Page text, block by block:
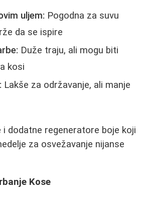
uljem: Pogodna za suvu
da se ispire
Duže traju, ali mogu biti
kosi
Lakše za održavanje, ali manje
dodatne regeneratore boje koji
za osvežavanje nijanse
Kose